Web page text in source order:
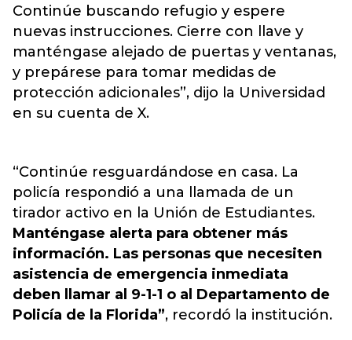
Continúe buscando refugio y espere
nuevas instrucciones. Cierre con llave y
manténgase alejado de puertas y ventanas,
y prepárese para tomar medidas de
protección adicionales”, dijo la Universidad
en su cuenta de X.
“Continúe resguardándose en casa. La
policía respondió a una llamada de un
tirador activo en la Unión de Estudiantes.
Manténgase alerta para obtener más
información. Las personas que necesiten
asistencia de emergencia inmediata
deben llamar al 9-1-1 o al Departamento de
Policía de la Florida”, recordó la institución.